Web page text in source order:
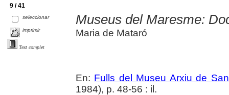
9 / 41
seleccionar
imprimir
Text complet
Museus del Maresme:
Maria de Mataró
En: Fulls del Museu Arxiu de
1984), p. 48-56 : il.